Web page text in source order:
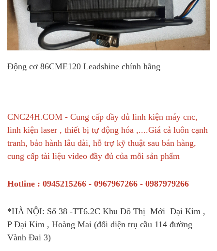
Động cơ 86CME120 Leadshine chính hãng
CNC24H.COM - Cung cấp đầy đủ linh kiện máy cnc,
linh kiện laser , thiết bị tự động hóa ,....Giá cả luôn cạnh
tranh, bảo hành lâu dài, hỗ trợ kỹ thuật sau bán hàng,
cung cấp tài liệu video đầy đủ của mỗi sản phẩm
Hotline : 0945215266 - 0967967266 - 0987979266
*HÀ NỘI: Số 38 -TT6.2C Khu Đô Thị Mới Đại Kim ,
P Đại Kim , Hoàng Mai (đối diện trụ cầu 114 đường
Vành Đai 3)